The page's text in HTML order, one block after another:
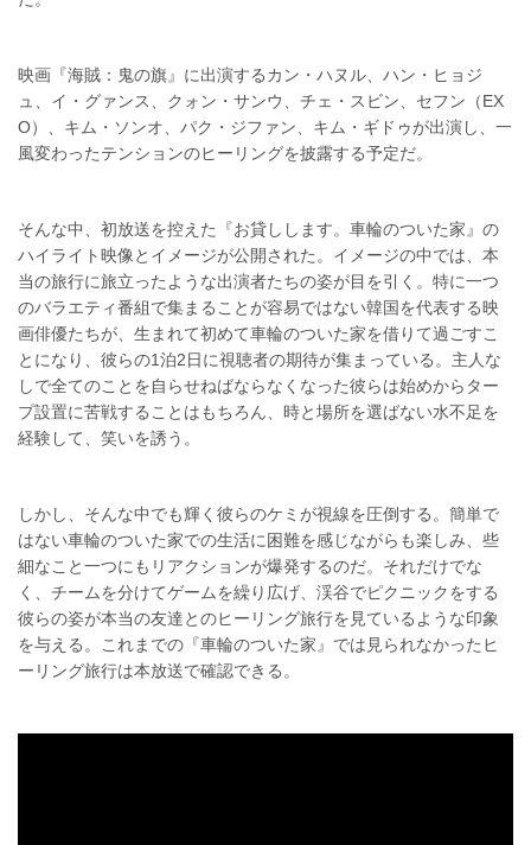
映画『海賊：鬼の旗』に出演するカン・ハヌル、ハン・ヒョジ
ュ、イ・グァンス、クォン・サンウ、チェ・スビン、セフン（EX
O）、キム・ソンオ、パク・ジファン、キム・ギドゥが出演し、一
風変わったテンションのヒーリングを披露する予定だ。
そんな中、初放送を控えた『お貸しします。車輪のついた家』の
ハイライト映像とイメージが公開された。イメージの中では、本
当の旅行に旅立ったような出演者たちの姿が目を引く。特に一つ
のバラエティ番組で集まることが容易ではない韓国を代表する映
画俳優たちが、生まれて初めて車輪のついた家を借りて過ごすこ
とになり、彼らの1泊2日に視聴者の期待が集まっている。主人な
しで全てのことを自らせねばならなくなった彼らは始めからター
プ設置に苦戦することはもちろん、時と場所を選ばない水不足を
経験して、笑いを誘う。
しかし、そんな中でも輝く彼らのケミが視線を圧倒する。簡単で
はない車輪のついた家での生活に困難を感じながらも楽しみ、些
細なこと一つにもリアクションが爆発するのだ。それだけでな
く、チームを分けてゲームを繰り広げ、渓谷でピクニックをする
彼らの姿が本当の友達とのヒーリング旅行を見ているような印象
を与える。これまでの『車輪のついた家』では見られなかったヒ
ーリング旅行は本放送で確認できる。